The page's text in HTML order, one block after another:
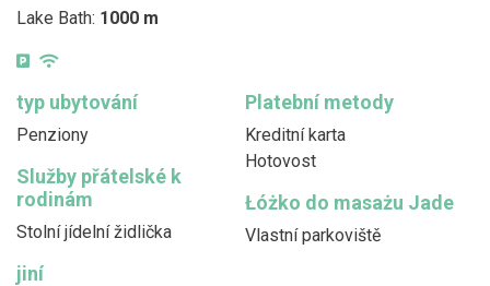
Lake Bath: 1000 m
typ ubytování
Penziony
Platební metody
Kreditní karta
Hotovost
Služby přátelské k
rodinám
Stolní jídelní židlička
Łóżko do masażu Jade
Vlastní parkoviště
jiní